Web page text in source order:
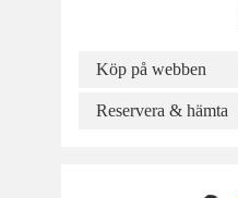
Köp på webben
Reservera & hämta